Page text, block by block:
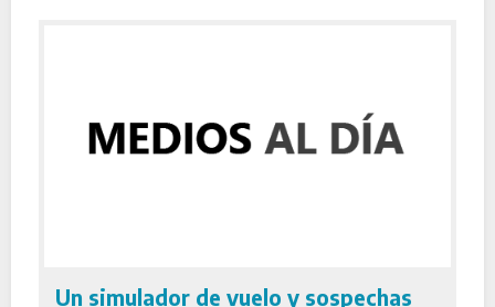
Un simulador de vuelo y sospechas